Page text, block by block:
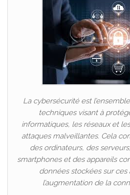
La cybersécurité est
techniques visant à
informatiques, les réseaux et
attaques malveillantes. Cela
des ordinateurs, des
smartphones et des appareils
données stockées sur ces
l’augmentation de la